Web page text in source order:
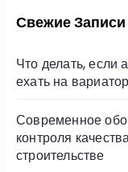
:Свежие Записи
Что делать, если
ехать на
Современное
контроля
строительстве